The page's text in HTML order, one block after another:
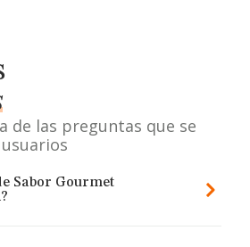
de las preguntas que se
Sabor Gourmet